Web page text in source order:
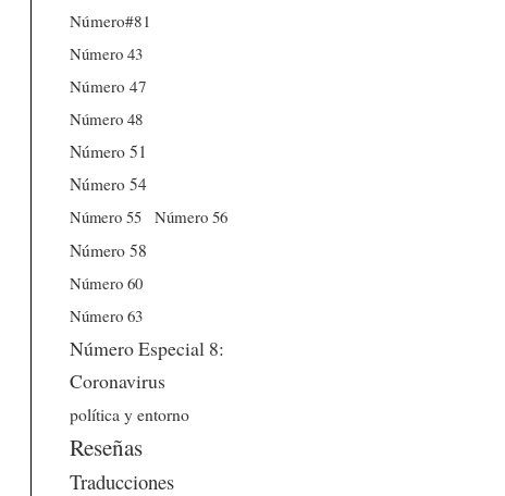
Número#81
Número 43
Número 47
Número 48
Número 51
Número 54
Número 55
Número 56
Número 58
Número 60
Número 63
Número Especial 8:
Coronavirus
política y entorno
Reseñas
Traducciones